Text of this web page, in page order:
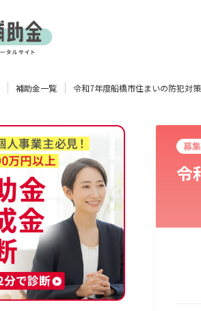
情報通信業 卸売･小売業
補助金一覧 令和7年度船橋市住まいの防犯対
募
令